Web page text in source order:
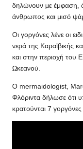
δηλώνουν με έμφαση,
άνθρωπος και μισό
Οι γοργόνες λένε οι
νερά της Καραϊβικής
και στην περιοχή του
Ωκεανού.
Ο mermaidologist,
Φλόριντα δήλωσε ότι
κρατούνται 7 γοργόνες